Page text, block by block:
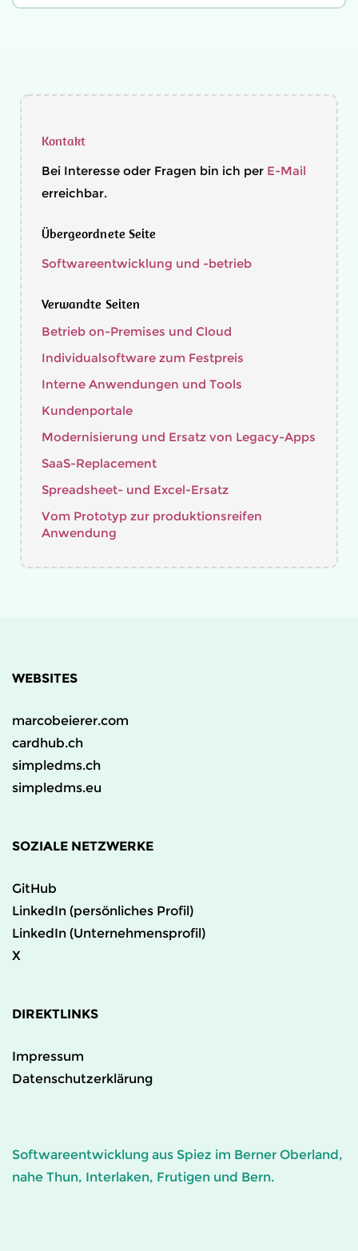
Kontakt
Bei Interesse oder Fragen bin ich per E-Mail
erreichbar.
Übergeordnete Seite
Softwareentwicklung und -betrieb
Verwandte Seiten
Betrieb on-Premises und Cloud
Individualsoftware zum Festpreis
Interne Anwendungen und Tools
Kundenportale
Modernisierung und Ersatz von Legacy-Apps
SaaS-Replacement
Spreadsheet- und Excel-Ersatz
Vom Prototyp zur produktionsreifen
Anwendung
WEBSITES
marcobeierer.com
cardhub.ch
simpledms.ch
simpledms.eu
SOZIALE NETZWERKE
GitHub
LinkedIn (persönliches Profil)
LinkedIn (Unternehmensprofil)
X
DIREKTLINKS
Impressum
Datenschutzerklärung
Softwareentwicklung aus Spiez im Berner Oberland,
nahe Thun, Interlaken, Frutigen und Bern.